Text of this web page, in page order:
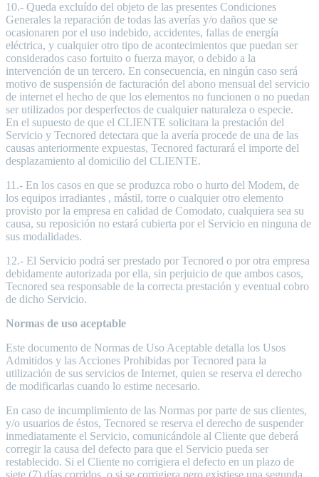
10.- Queda excluído del objeto de las presentes Condiciones
Generales la reparación de todas las averías y/o daños que se
ocasionaren por el uso indebido, accidentes, fallas de energía
eléctrica, y cualquier otro tipo de acontecimientos que puedan ser
considerados caso fortuito o fuerza mayor, o debido a la
intervención de un tercero. En consecuencia, en ningún caso será
motivo de suspensión de facturación del abono mensual del servicio
de internet el hecho de que los elementos no funcionen o no puedan
ser utilizados por desperfectos de cualquier naturaleza o especie.
En el supuesto de que el CLIENTE solicitara la prestación del
Servicio y Tecnored detectara que la avería procede de una de las
causas anteriormente expuestas, Tecnored facturará el importe del
desplazamiento al domicilio del CLIENTE.
11.- En los casos en que se produzca robo o hurto del Modem, de
los equipos irradiantes , mástil, torre o cualquier otro elemento
provisto por la empresa en calidad de Comodato, cualquiera sea su
causa, su reposición no estará cubierta por el Servicio en ninguna de
sus modalidades.
12.- El Servicio podrá ser prestado por Tecnored o por otra empresa
debidamente autorizada por ella, sin perjuicio de que ambos casos,
Tecnored sea responsable de la correcta prestación y eventual cobro
de dicho Servicio.
Normas de uso aceptable
Este documento de Normas de Uso Aceptable detalla los Usos
Admitidos y las Acciones Prohibidas por Tecnored para la
utilización de sus servicios de Internet, quien se reserva el derecho
de modificarlas cuando lo estime necesario.
En caso de incumplimiento de las Normas por parte de sus clientes,
y/o usuarios de éstos, Tecnored se reserva el derecho de suspender
inmediatamente el Servicio, comunicándole al Cliente que deberá
corregir la causa del defecto para que el Servicio pueda ser
restablecido. Si el Cliente no corrigiera el defecto en un plazo de